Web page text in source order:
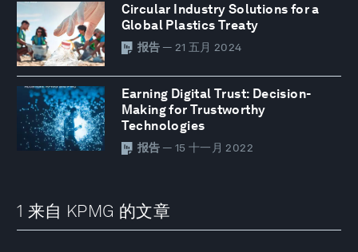
Circular Industry Solutions for a
Global Plastics Treaty
报告 — 21 五月 2024
Earning Digital Trust: Decision-
Making for Trustworthy
Technologies
报告 — 15 十一月 2022
1 来自 KPMG 的文章